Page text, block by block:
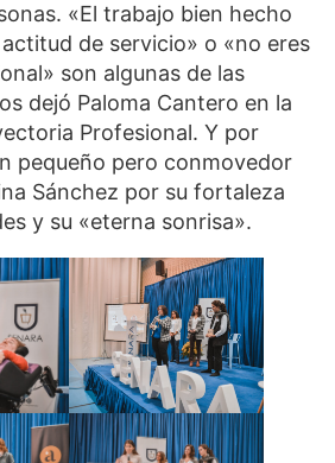
«El trabajo bien hecho
de servicio» o «no eres
son algunas de las
dejó Paloma Cantero en la
Profesional. Y por
pequeño pero conmovedor
Sánchez por su fortaleza
y su «eterna sonrisa».